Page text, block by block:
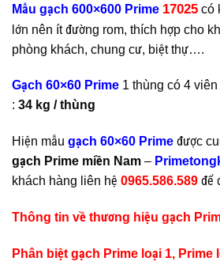
Mẫu gạch 600×600 Prime 17025 có
lớn nên ít đường rom, thích hợp cho
phòng khách, chung cư, biệt thự….
Gạch 60×60 Prime 1 thùng có 4 viên
: 34 kg / thùng
Hiện mẫu gạch 60×60 Prime được
gạch Prime miền Nam –
khách hàng liên hệ 0965.586.589 để
Thông tin về thương hiệu gạch
Phân biệt gạch Prime loại 1, Prime